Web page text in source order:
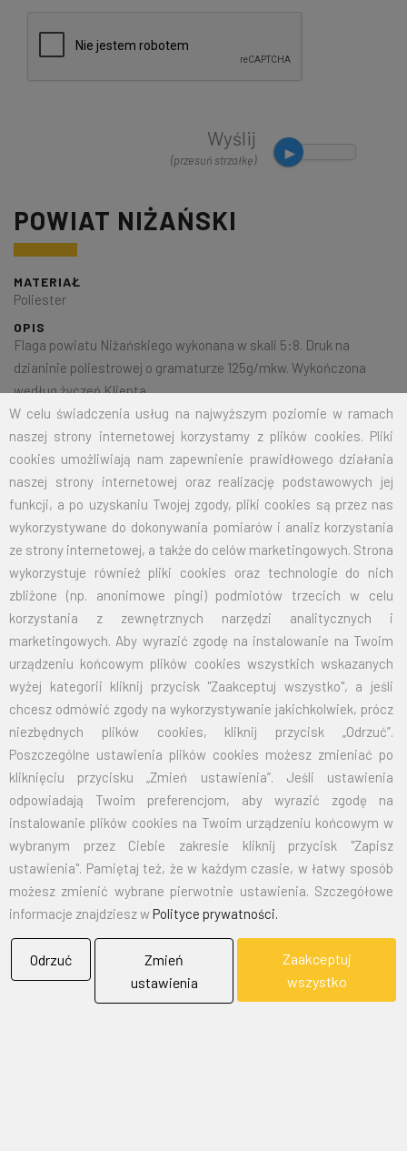
W celu świadczenia usług na najwyższym poziomie w ramach
naszej strony internetowej korzystamy z plików cookies. Pliki
cookies umożliwiają nam zapewnienie prawidłowego działania
naszej strony internetowej oraz realizację podstawowych jej
funkcji, a po uzyskaniu Twojej zgody, pliki cookies są przez nas
wykorzystywane do dokonywania pomiarów i analiz korzystania
ze strony internetowej, a także do celów marketingowych. Strona
wykorzystuje również pliki cookies oraz technologie do nich
zbliżone (np. anonimowe pingi) podmiotów trzecich w celu
korzystania z zewnętrznych narzędzi analitycznych i
marketingowych. Aby wyrazić zgodę na instalowanie na Twoim
urządzeniu końcowym plików cookies wszystkich wskazanych
wyżej kategorii kliknij przycisk "Zaakceptuj wszystko", a jeśli
chcesz odmówić zgody na wykorzystywanie jakichkolwiek, prócz
niezbędnych plików cookies, kliknij przycisk „Odrzuć”.
Poszczególne ustawienia plików cookies możesz zmieniać po
kliknięciu przycisku „Zmień ustawienia”. Jeśli ustawienia
odpowiadają Twoim preferencjom, aby wyrazić zgodę na
instalowanie plików cookies na Twoim urządzeniu końcowym w
wybranym przez Ciebie zakresie kliknij przycisk "Zapisz
ustawienia". Pamiętaj też, że w każdym czasie, w łatwy sposób
możesz zmienić wybrane pierwotnie ustawienia. Szczegółowe
informacje znajdziesz wPolityce prywatności.
Odrzuć
Zmień
ustawienia
Zaakceptuj
wszystko
Wyślij
(przesuń strzałkę)
POWIAT NIŻAŃSKI
MATERIAŁ
Poliester
OPIS
Flaga powiatu Niżańskiego wykonana w skali 5:8. Druk na
dzianinie poliestrowej o gramaturze 125g/mkw. Wykończona
według życzeń Klienta.
Na życzenie klienta jesteśmy w stanie wykonać dowolny rozmiar
flagi. Przy zamówieniu większej ilości cena zostanie wyliczona
indywidualnie.
ROZMIAR CENA NETTO CENA BRUTTO
70X110 32,50 39,98
100X160 67,50 83,03
151,50
EMAIL: marketing@bielflag.pl
biuro@bielflag.pl
TELEFON:600 42 11 90,33/816 21 78
BIELFLAG